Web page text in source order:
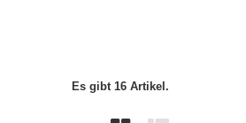
Es gibt 16 Artikel.